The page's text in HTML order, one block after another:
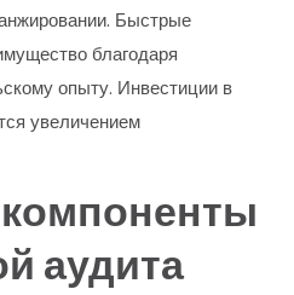
Быстрые
благодаря
опыту. Инвестиции в
увеличением
аудита